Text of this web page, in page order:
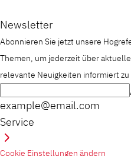
Newsletter
Abonnieren Sie jetzt unsere
Themen, um jederzeit über
relevante Neuigkeiten informiert zu
example@email.com
Service
Cookie Einstellungen ändern